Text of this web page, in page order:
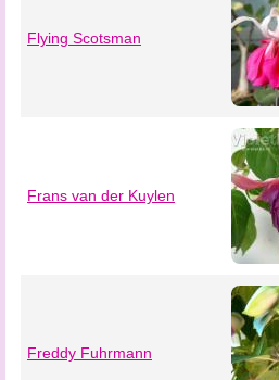
Flying Scotsman
Frans van der Kuylen
Freddy Fuhrmann